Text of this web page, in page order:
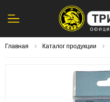
Главная Каталог продукции